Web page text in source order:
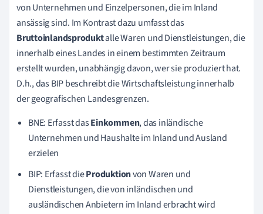
von Unternehmen und Einzelpersonen, die im Inland
ansässig sind. Im Kontrast dazu umfasst das
Bruttoinlandsproduktalle Waren und Dienstleistungen, die
innerhalb eines Landes in einem bestimmten Zeitraum
erstellt wurden, unabhängig davon, wer sie produziert hat.
D.h., das BIP beschreibt die Wirtschaftsleistung innerhalb
der geografischen Landesgrenzen.
BNE: Erfasst dasEinkommen, das inländische
Unternehmen und Haushalte im Inland und Ausland
erzielen
BIP: Erfasst dieProduktionvon Waren und
Dienstleistungen, die von inländischen und
ausländischen Anbietern im Inland erbracht wird